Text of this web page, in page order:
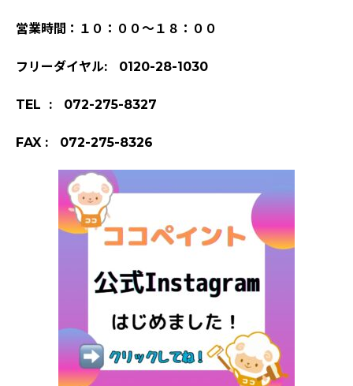
営業時間：１０：００～１８：００
フリーダイヤル: 0120-28-1030
TEL : 072-275-8327
FAX : 072-275-8326